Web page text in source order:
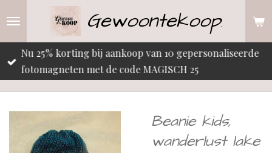
de
hoofdinhoud
Gewoontekoop.
Nu 25% korting bij aankoop van 10 gepersonaliseerde
fotomagneten met de code MAGISCH 25
Beanie kids,
wanderlust lake